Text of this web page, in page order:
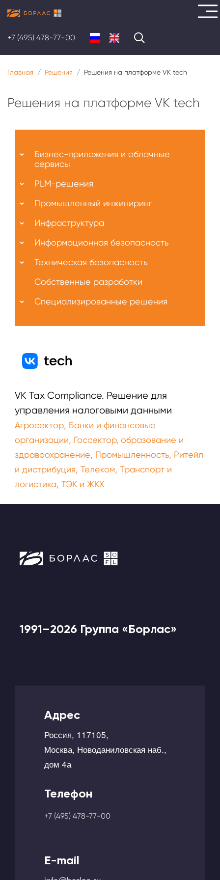
основному
содержанию
+7 (495) 478-77-00
Главная Решения Решения на платформе VK tech
Решения на платформе VK tech
VK Tax Compliance. Решение для
управления налоговыми данными
Агросектор, Банки и финансовые
организации, Госсектор, образование и
здравоохранение, Промышленность, Ритейл
и дистрибуция, Телеком, Транспорт и
логистика, ТЭК и ЖКХ
нас
Бизнес-приложения и облачные
сервисы
PLM-решения
Промышленный инжиниринг
Инфраструктура
Информационная безопасность
Техническая безопасность
Собственные разработки
Специализированные решения
1991–2026 Группа «Борлас»
Адрес
Россия, 117105,
Москва, Новоданиловская наб.,
дом 4а
Телефон
+7 (495) 478-77-00
E-mail